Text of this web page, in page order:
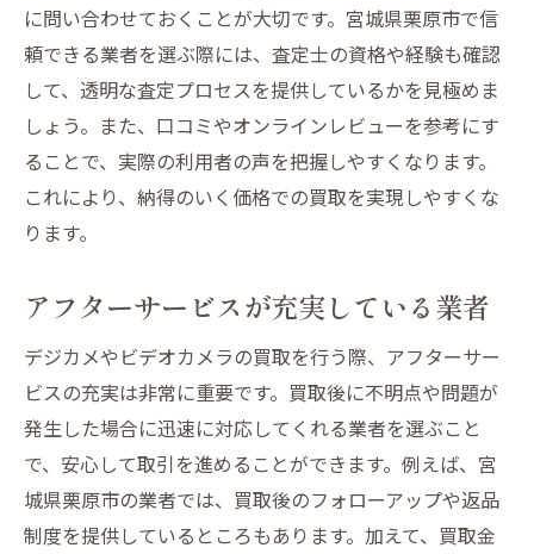
に問い合わせておくことが大切です。宮城県栗原市で信
頼できる業者を選ぶ際には、査定士の資格や経験も確認
して、透明な査定プロセスを提供しているかを見極めま
しょう。また、口コミやオンラインレビューを参考にす
ることで、実際の利用者の声を把握しやすくなります。
これにより、納得のいく価格での買取を実現しやすくな
ります。
アフターサービスが充実している業者
デジカメやビデオカメラの買取を行う際、アフターサー
ビスの充実は非常に重要です。買取後に不明点や問題が
発生した場合に迅速に対応してくれる業者を選ぶこと
で、安心して取引を進めることができます。例えば、宮
城県栗原市の業者では、買取後のフォローアップや返品
制度を提供しているところもあります。加えて、買取金